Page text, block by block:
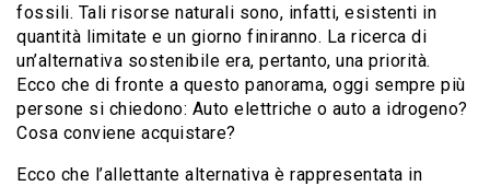
fossili. Tali risorse naturali sono, infatti, esistenti in
quantità limitate e un giorno finiranno. La ricerca di
un’alternativa sostenibile era, pertanto, una priorità.
Ecco che di fronte a questo panorama, oggi sempre più
persone si chiedono: Auto elettriche o auto a idrogeno?
Cosa conviene acquistare?
Ecco che l’allettante alternativa è rappresentata in